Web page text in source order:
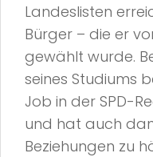
Landeslisten
Bürger – die er
gewählt wurde.
seines Studiums
Job in der SPD-
und hat auch
Beziehungen zu